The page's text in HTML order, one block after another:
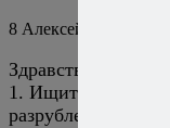
8 Алексей Онегин
Здравствуйте,
1. Ищите тонкий
разрубленный, с